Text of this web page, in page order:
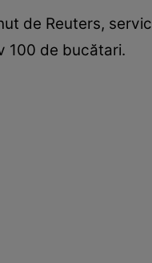
de Reuters,
100 de bucătari.